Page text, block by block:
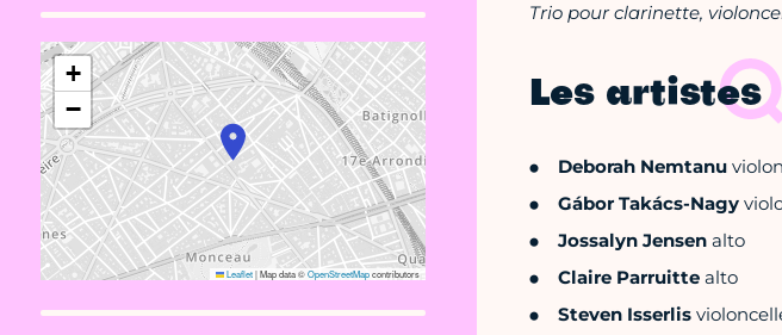
+
−
Leaflet|Map data ©OpenStreetMapcontributors
Trio pour clarinette,
Les artistes
Deborah Nemtanu violon
Gábor Takács-Nagy
Jossalyn Jensen alto
Claire Parruitte alto
Steven Isserlis